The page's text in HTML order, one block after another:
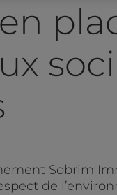
Sobrim
de